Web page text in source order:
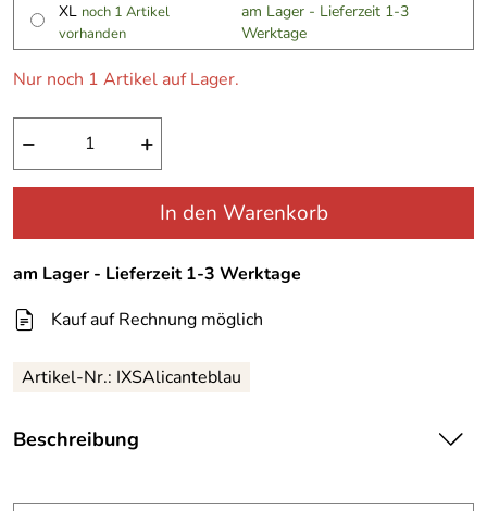
XL noch 1 Artikel
vorhanden
am Lager - Lieferzeit 1-3
Werktage
Nur noch 1 Artikel auf Lager.
− +
In den Warenkorb
am Lager - Lieferzeit 1-3 Werktage
Kauf auf Rechnung möglich
Artikel-Nr.: IXSAlicanteblau
Beschreibung